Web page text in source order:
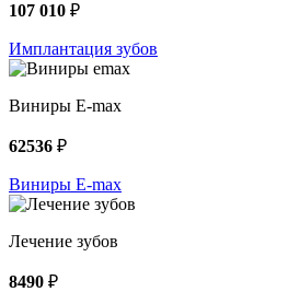
107 010 ₽
Имплантация зубов
Виниры E-max
62536 ₽
Виниры E-max
Лечение зубов
8490 ₽